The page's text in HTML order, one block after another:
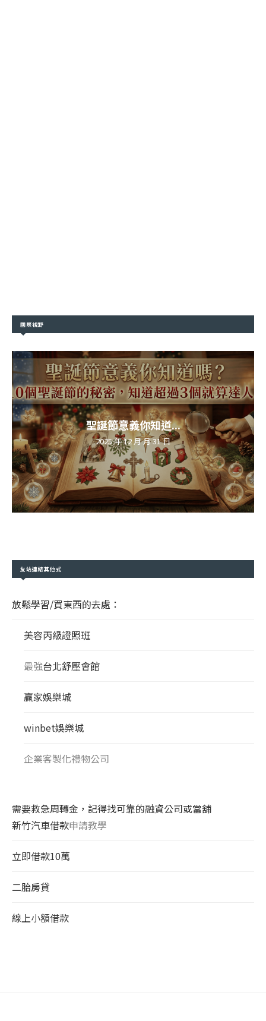
國際視野
聖誕節意義你知道...
2025 年 12 月 月 31 日
友站連結其他式
放鬆學習/買東西的去處：
美容丙級證照班
最強台北舒壓會館
贏家娛樂城
winbet娛樂城
企業客製化禮物公司
需要救急周轉金，記得找可靠的融資公司或當舖
新竹汽車借款申請教學
立即借款10萬
二胎房貸
線上小額借款